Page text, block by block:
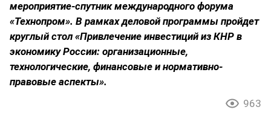
мероприятие-спутник международного форума
«Технопром». В рамках деловой программы пройдет
круглый стол «Привлечение инвестиций из КНР в
экономику России: организационные,
технологические, финансовые и нормативно-
правовые аспекты».
963